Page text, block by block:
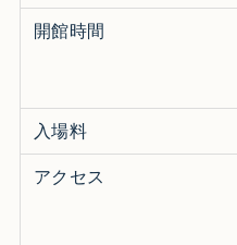
開館時間
入場料
アクセス